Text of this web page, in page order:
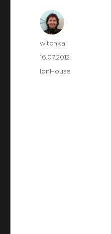
Author
witchka
Posted
on
16.07.2012
Categories
IbnHouse